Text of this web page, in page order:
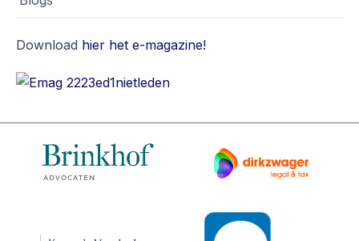
Download hier het e-magazine!